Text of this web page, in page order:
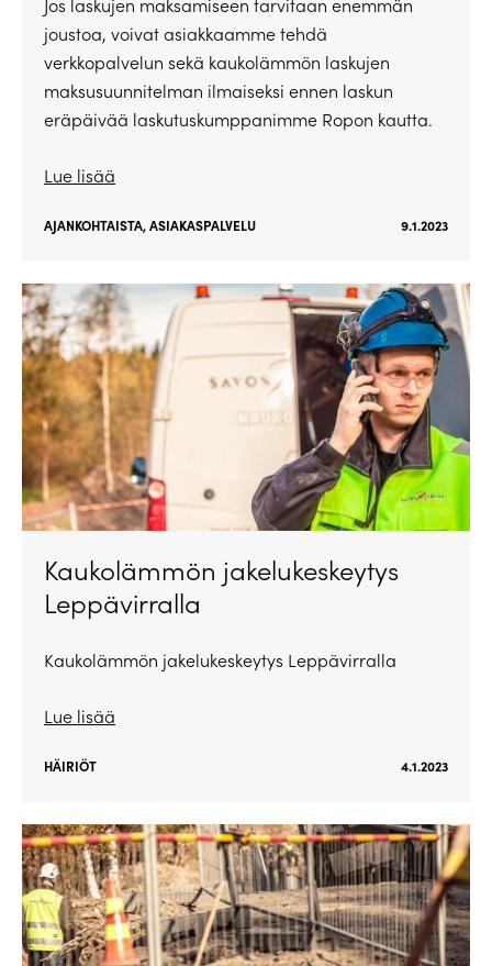
joustoa, voivat asiakkaamme tehdä
verkkopalvelun sekä kaukolämmön laskujen
maksusuunnitelman ilmaiseksi ennen laskun
eräpäivää laskutuskumppanimme Ropon kautta.
Lue lisää
AJANKOHTAISTA,ASIAKASPALVELU 9.1.2023
Kaukolämmön jakelukeskeytys
Leppävirralla
Kaukolämmön jakelukeskeytys Leppävirralla
Lue lisää
HÄIRIÖT 4.1.2023